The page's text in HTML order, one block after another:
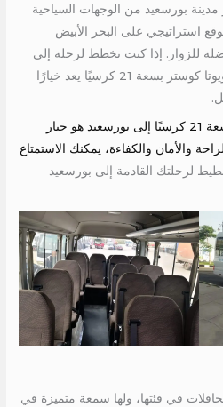
مدينة بورسعيد من الوجهات السياحية
استراتيجي على البحر الأبيض
للزوار. إذا كنت تخطط لرحلة إلى
بورسعيد، فإن استئجار حافلة تويوتا كوستر بسعة 21 كرسيًا يعد خيارًا
تويوتا كوستر بسعة 21 كرسيًا إلى بورسعيد هو خيار
والأمان والكفاءة، يمكنك الاستمتاع
لرحلتك القادمة إلى بورسعيد
في فئتها، ولها سمعة متميزة في